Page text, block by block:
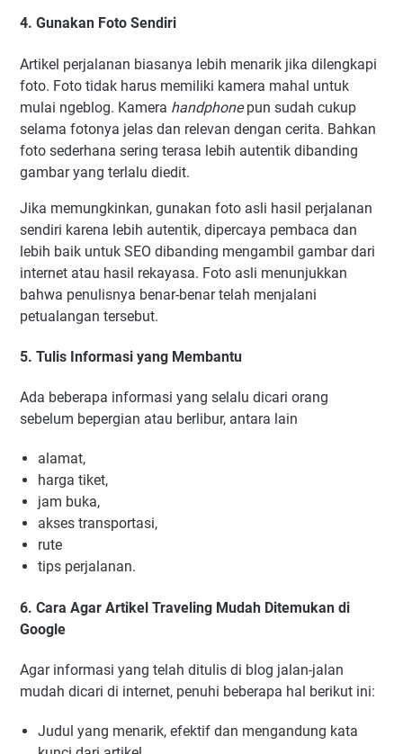
4. Gunakan Foto Sendiri
Artikel perjalanan biasanya lebih menarik jika dilengkapi
foto. Foto tidak harus memiliki kamera mahal untuk
mulai ngeblog. Kamera handphonepun sudah cukup
selama fotonya jelas dan relevan dengan cerita. Bahkan
foto sederhana sering terasa lebih autentik dibanding
gambar yang terlalu diedit.
Jika memungkinkan, gunakan foto asli hasil perjalanan
sendiri karena lebih autentik, dipercaya pembaca dan
lebih baik untuk SEO dibanding mengambil gambar dari
internet atau hasil rekayasa. Foto asli menunjukkan
bahwa penulisnya benar-benar telah menjalani
petualangan tersebut.
5. Tulis Informasi yang Membantu
Ada beberapa informasi yang selalu dicari orang
sebelum bepergian atau berlibur, antara lain
alamat,
harga tiket,
jam buka,
akses transportasi,
rute
tips perjalanan.
6. Cara Agar Artikel Traveling Mudah Ditemukan di
Google
Agar informasi yang telah ditulis di blog jalan-jalan
mudah dicari di internet, penuhi beberapa hal berikut ini:
Judul yang menarik, efektif dan mengandung kata